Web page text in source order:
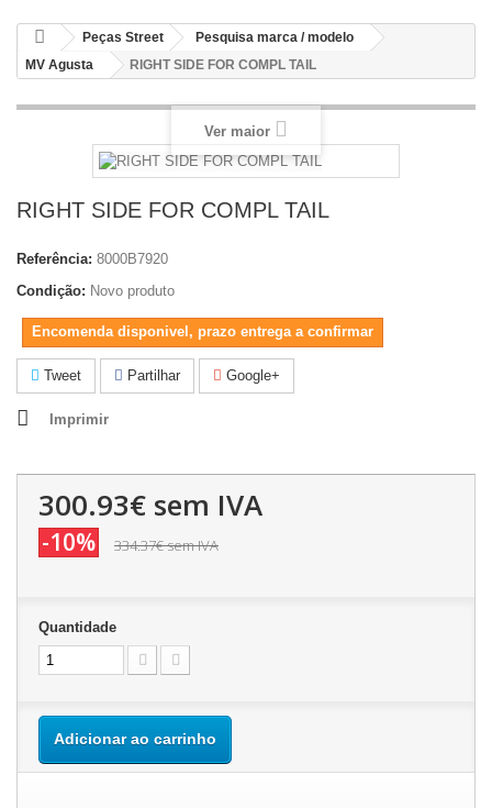
Peças Street
Pesquisa marca / modelo
MV Agusta
RIGHT SIDE FOR COMPL TAIL
Ver maior
RIGHT SIDE FOR COMPL TAIL
Referência: 8000B7920
Condição: Novo produto
Encomenda disponivel, prazo entrega a confirmar
Tweet Partilhar Google+
Imprimir
300.93€ sem IVA
-10% 334.37€sem IVA
Quantidade
Adicionar ao carrinho